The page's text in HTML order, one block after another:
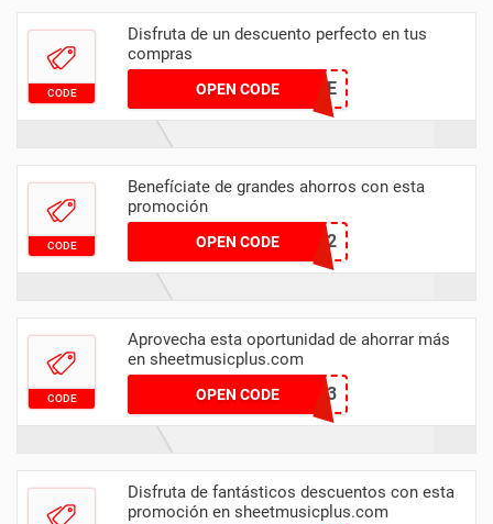
CODE
Disfruta de un descuento perfecto en tus
compras
OPEN CODE ETUDE
CODE
Benefíciate de grandes ahorros con esta
promoción
OPEN CODEMUSIC2
CODE
Aprovecha esta oportunidad de ahorrar más
en sheetmusicplus.com
OPEN CODERUMBA23
Disfruta de fantásticos descuentos con esta
promoción en sheetmusicplus.com